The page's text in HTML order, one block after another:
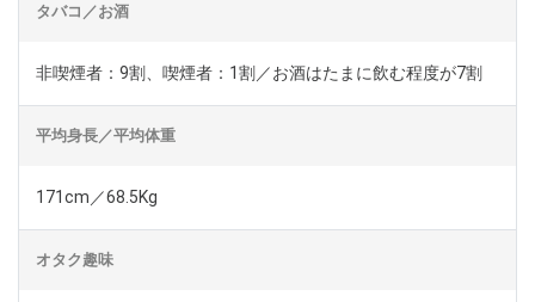
タバコ／お酒
非喫煙者：9割、喫煙者：1割／お酒はたまに飲む程度が7割
平均身長／平均体重
171cm／68.5Kg
オタク趣味